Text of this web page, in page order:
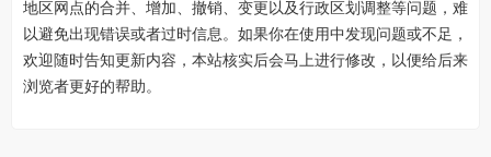
地区网点的合并、增加、撤销、变更以及行政区划调整等问题，难
以避免出现错误或者过时信息。如果你在使用中发现问题或不足，
欢迎随时告知更新内容，本站核实后会马上进行修改，以便给后来
浏览者更好的帮助。